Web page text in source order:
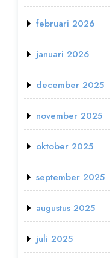
februari 2026
januari 2026
december 2025
november 2025
oktober 2025
september 2025
augustus 2025
juli 2025